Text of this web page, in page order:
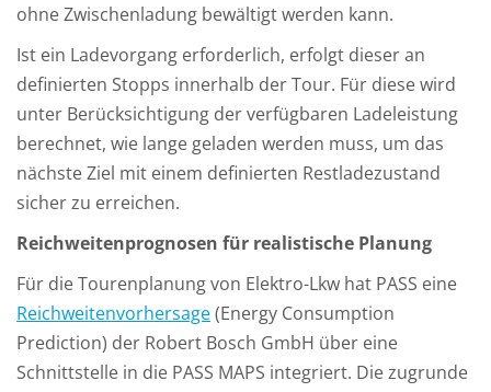
ohne Zwischenladung bewältigt werden kann.
Ist ein Ladevorgang erforderlich, erfolgt dieser an
definierten Stopps innerhalb der Tour. Für diese wird
unter Berücksichtigung der verfügbaren Ladeleistung
berechnet, wie lange geladen werden muss, um das
nächste Ziel mit einem definierten Restladezustand
sicher zu erreichen.
Reichweitenprognosen für realistische Planung
Für die Tourenplanung von Elektro-Lkw hat PASS eine
Reichweitenvorhersage(Energy Consumption
Prediction) der Robert Bosch GmbH über eine
Schnittstelle in die PASS MAPS integriert. Die zugrunde